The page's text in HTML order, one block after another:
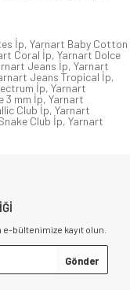
İp, Yarnart Baby Cotton
Coral İp, Yarnart Dolce
Jeans İp, Yarnart
Jeans Tropical İp,
İp, Yarnart
3 mm İp, Yarnart
Club İp, Yarnart
Club İp, Yarnart
bültenimize kayıt olun.